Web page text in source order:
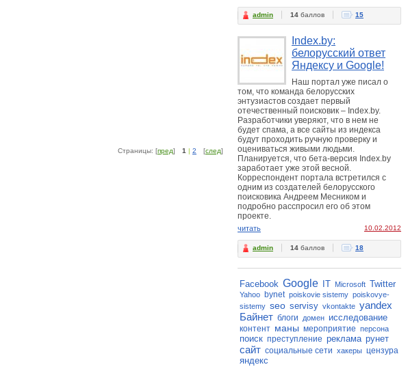
Страницы: [пред] 1 | 2 [след]
admin 14 баллов 15
Index.by:
белорусский ответ
Яндексу и Google!
Наш портал уже писал о
том, что команда белорусских
энтузиастов создает первый
отечественный поисковик – Index.by.
Разработчики уверяют, что в нем не
будет спама, а все сайты из индекса
будут проходить ручную проверку и
оцениваться живыми людьми.
Планируется, что бета-версия Index.by
заработает уже этой весной.
Корреспондент портала встретился с
одним из создателей белорусского
поисковика Андреем Месником и
подробно расспросил его об этом
проекте.
читать 10.02.2012
admin 14 баллов 18
Facebook Google IT Microsoft Twitter
Yahoo bynet poiskovie sistemy poiskovye-
sistemy seo servisy vkontakte yandex
Байнет блоги домен исследование
контент маны мероприятие персона
поиск преступление реклама рунет
сайт социальные сети хакеры цензура
яндекс